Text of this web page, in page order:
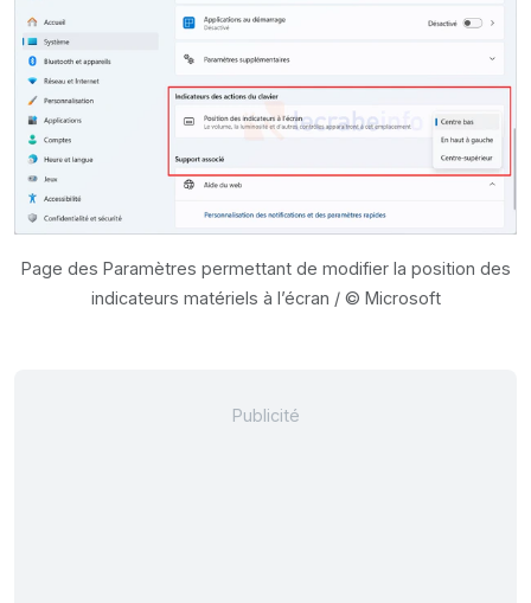
Page des Paramètres permettant de modifier la position des
indicateurs matériels à l’écran / © Microsoft